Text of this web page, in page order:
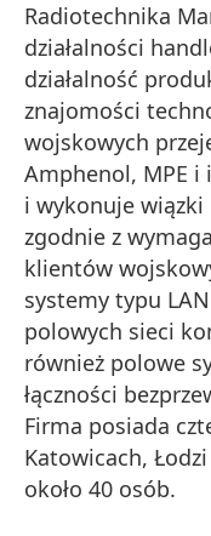
Radiotechnika
działalności
działalność
znajomości
wojskowych
Amphenol, MPE
i wykonuje
zgodnie z
klientów
systemy typu
polowych sieci
również polowe
łączności
Firma posiada
Katowicach,
około 40 osób.